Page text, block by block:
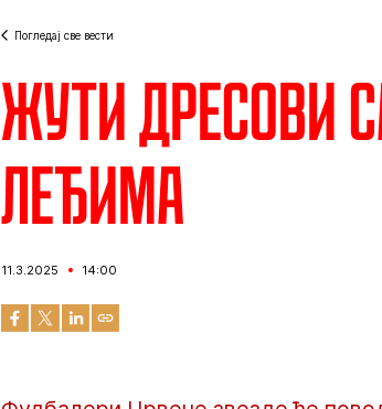
Погледај све вести
Жути дресови
леђима
11.3.2025 14:00